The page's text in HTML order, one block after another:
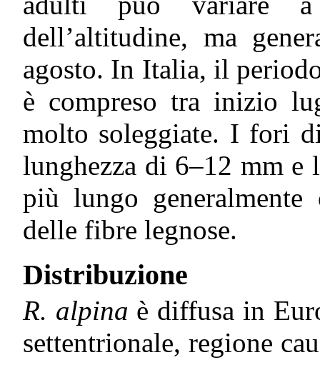
dell’altitudine, ma
agosto. In Italia, il
è compreso tra inizio
molto soleggiate. I fori
lunghezza di 6–12 mm e
più lungo generalmente
delle fibre legnose.
Distribuzione
R. alpina è diffusa in
settentrionale, regione